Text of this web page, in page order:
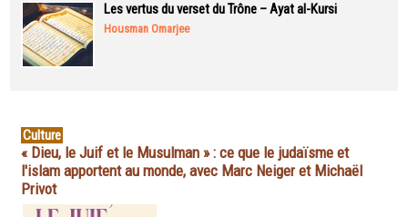
Les vertus du verset du Trône – Ayat al-Kursi
Housman Omarjee
Culture
« Dieu, le Juif et le Musulman » : ce que le judaïsme et
l'islam apportent au monde, avec Marc Neiger et Michaël
Privot